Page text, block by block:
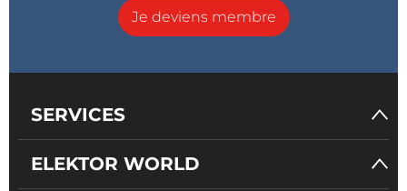
Je deviens membre
SERVICES
ELEKTOR WORLD